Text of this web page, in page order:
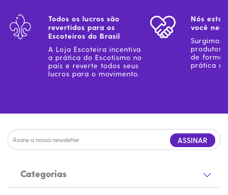
Todos os lucros são
revertidos para os
Escoteiros do Brasil
A Loja Escoteira incentiva
a prática do Escotismo no
país e reverte todos seus
lucros para o movimento.
Nós
você
Surgimos
produtos
de forma
prática
ASSINAR
Categorias